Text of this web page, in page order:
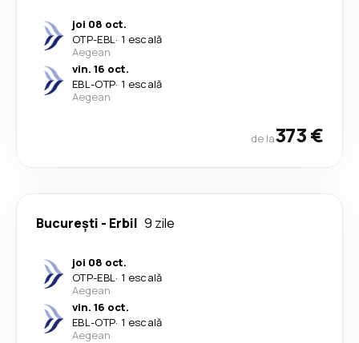
joi 08 oct.
OTP-EBL· 1 escală
Aegean
vin. 16 oct.
EBL-OTP· 1 escală
Aegean
de la373 €
București - Erbil 9 zile
joi 08 oct.
OTP-EBL· 1 escală
Aegean
vin. 16 oct.
EBL-OTP· 1 escală
Aegean